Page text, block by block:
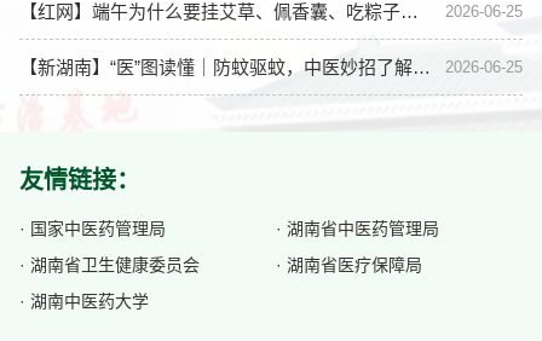
2026-06-25
【红网】端午为什么要挂艾草、佩香囊、吃粽子？答案都藏在中医里
2026-06-25
【新湖南】“医”图读懂｜防蚊驱蚊，中医妙招了解一下？
友情链接：
· 国家中医药管理局
· 湖南省中医药管理局
· 湖南省卫生健康委员会
· 湖南省医疗保障局
· 湖南中医药大学